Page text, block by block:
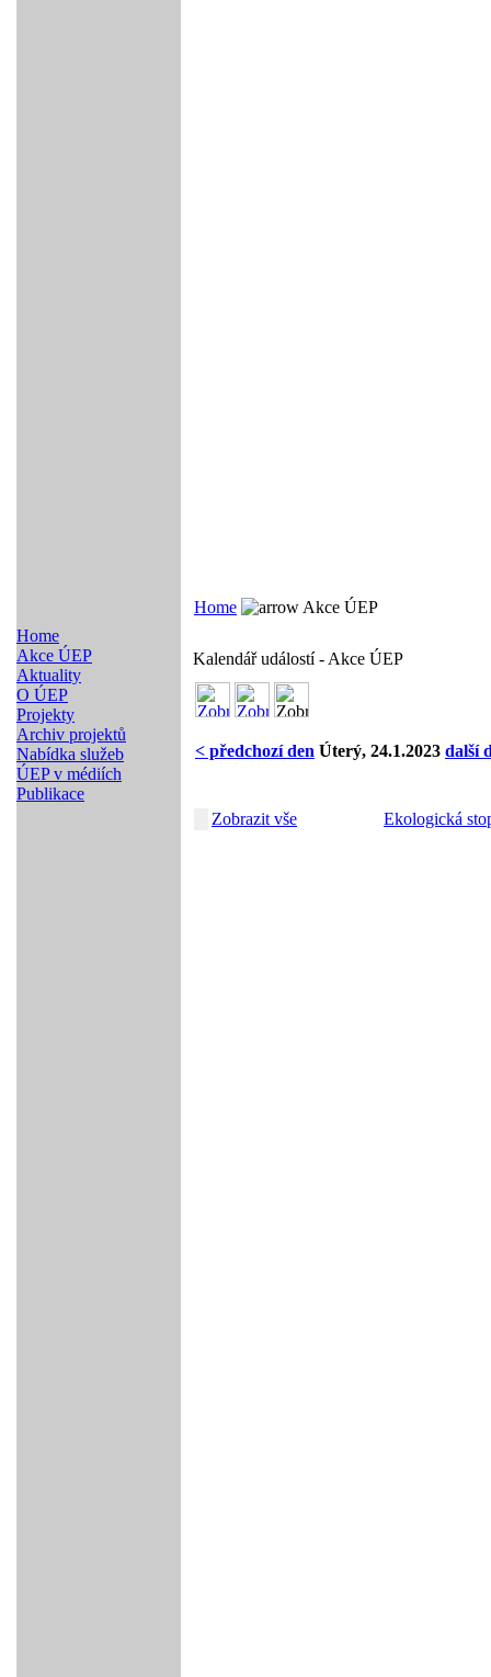
Home
Akce ÚEP
Aktuality
O ÚEP
Projekty
Archiv projektů
Nabídka služeb
ÚEP v médiích
Publikace
Home Akce ÚEP
Kalendář událostí - Akce ÚEP
< předchozí den Úterý, 24.1.2023 další
Zobrazit vše Ekologická